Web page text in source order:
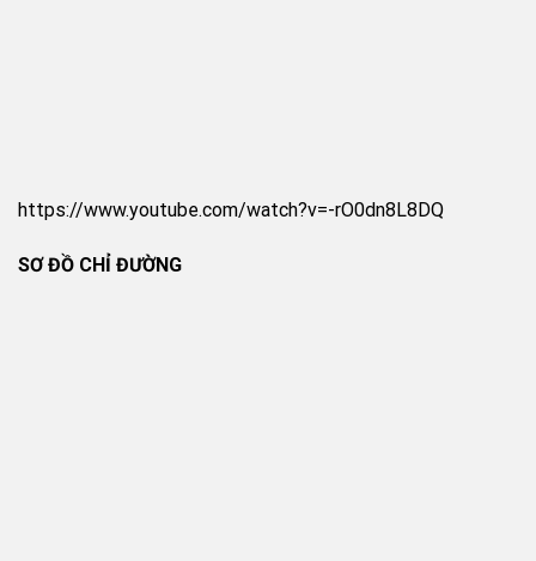
https://www.youtube.com/watch?v=-rO0dn8L8DQ
SƠ ĐỒ CHỈ ĐƯỜNG